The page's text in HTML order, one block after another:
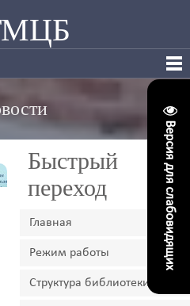
Версия для слабовидящих
Быстрый
переход
Главная
Режим работы
Структура библиотеки